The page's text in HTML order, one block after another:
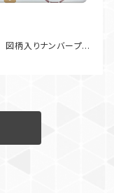
柄入りナンバープレ
ット